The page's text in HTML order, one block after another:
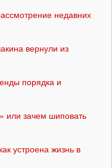
недавних
вернули из
порядка и
или зачем шиповать
устроена жизнь в